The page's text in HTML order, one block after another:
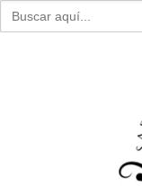
Buscar: